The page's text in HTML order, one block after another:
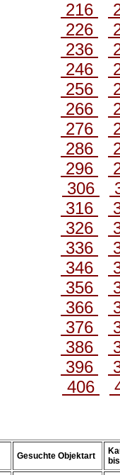
216
226
236
246
256
266
276
286
296
306
316
326
336
346
356
366
376
386
396
406
Gesuchte Objektart